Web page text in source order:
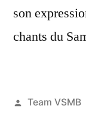
son
chants du
Posted
Team VSMB